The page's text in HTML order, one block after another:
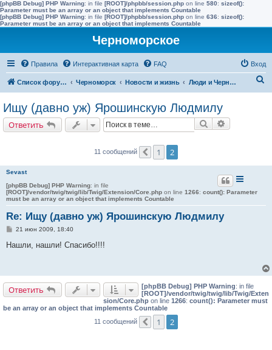
[phpBB Debug] PHP Warning: in file [ROOT]/phpbb/session.php on line 580: sizeof():
Parameter must be an array or an object that implements Countable
[phpBB Debug] PHP Warning: in file [ROOT]/phpbb/session.php on line 636: sizeof():
Parameter must be an array or an object that implements Countable
Черноморское
Правила Интерактивная карта FAQ Вход
Список форумов Черноморск Новости и жизнь Люди и Черноморское
Ищу (давно уж) Ярошинскую Людмилу
Ответить Поиск
11 сообщений Пред.
1 2
Sevast
[phpBB Debug] PHP Warning: in file
[ROOT]/vendor/twig/twig/lib/Twig/Extension/Core.php on line 1266: count(): Parameter
must be an array or an object that implements Countable
Re: Ищу (давно уж) Ярошинскую Людмилу
С
о
е
21 июн 2009, 18:40
Нашли, нашли! Спасибо!!!!
Ответить [phpBB Debug] PHP Warning: in file
[ROOT]/vendor/twig/twig/lib/Twig/Exten
sion/Core.php on line 1266: count(): Parameter must
be an array or an object that implements Countable
11 сообщений
Пред.
1 2